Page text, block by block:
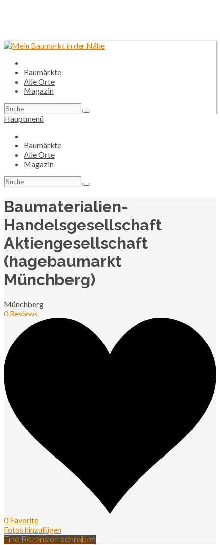
Baumärkte
Alle Orte
Magazin
Suchen
nach:
Hauptmenü
Baumärkte
Alle Orte
Magazin
Suchen
nach:
Baumaterialien-
Handelsgesellschaft
Aktiengesellschaft
(hagebaumarkt
Münchberg)
Münchberg
0 Reviews
0 Favorite
Fotos hinzufügen
Eine Rezension schreiben